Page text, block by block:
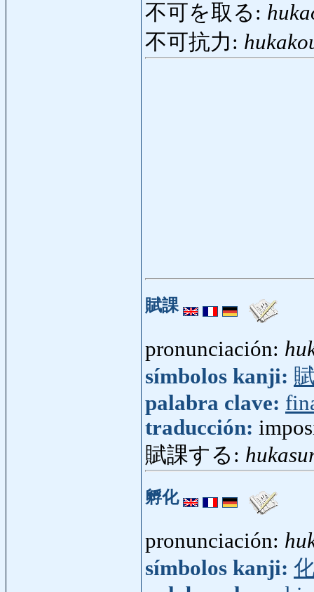
不可を取る:
不可抗力:
賦課
pronunciación:
símbolos kanji:
palabra clave:
traducción:
賦課する:
孵化
pronunciación:
símbolos kanji: